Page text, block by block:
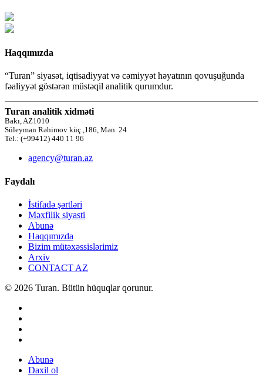
Haqqımızda
“Turan” siyasət, iqtisadiyyat və cəmiyyət həyatının qovuşuğunda
fəaliyyət göstərən müstəqil analitik qurumdur.
Turan analitik xidməti
Bakı, AZ1010
Süleyman Rəhimov küç.,186, Mən. 24
Tel.: (+99412) 440 11 96
agency@turan.az
Faydalı
İstifadə şərtləri
Məxfilik siyasti
Abunə
Haqqımızda
Bizim mütəxəssislərimiz
Arxiv
CONTACT AZ
© 2026 Turan. Bütün hüquqlar qorunur.
Abunə
Daxil ol